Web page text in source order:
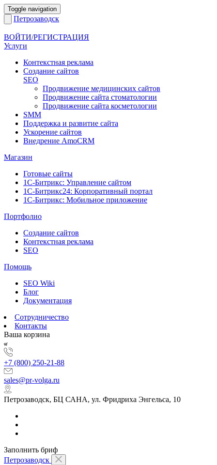
Toggle navigation
Петрозаводск
ВОЙТИ/РЕГИСТРАЦИЯ
Услуги
Контекстная реклама
Создание сайтов
SEO
Продвижение медицинских сайтов
Продвижение сайта стоматологии
Продвижение сайта косметологии
SMM
Поддержка и развитие сайта
Ускорение сайтов
Внедрение AmoCRM
Магазин
Готовые сайты
1С-Битрикс: Управление сайтом
1С-Битрикс24: Корпоративный портал
1С-Битрикс: Мобильное приложение
Портфолио
Создание сайтов
Контекстная реклама
SEO
Помощь
SEO Wiki
Блог
Документация
Сотрудничество
Контакты
Ваша корзина
+7 (800) 250-21-88
sales@pr-volga.ru
Петрозаводск, БЦ САНА, ул. Фридриха Энгельса, 10
Заполнить бриф
Петрозаводск